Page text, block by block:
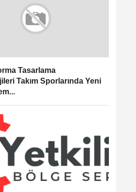
Tasarlama
Takım Sporlarında Yeni